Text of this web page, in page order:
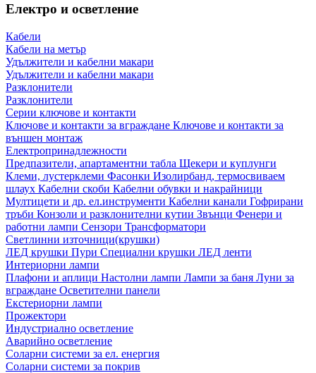
Електро и осветление
Кабели
Кабели на метър
Удължители и кабелни макари
Удължители и кабелни макари
Разклонители
Разклонители
Серии ключове и контакти
Ключове и контакти за вграждане Ключове и контакти за
външен монтаж
Електропринадлежности
Предпазители, апартаментни табла Щекери и куплунги
Клеми, лустерклеми Фасонки Изолирбанд, термосвиваем
шлаух Кабелни скоби Кабелни обувки и накрайници
Мултицети и др. ел.инструменти Кабелни канали Гофрирани
тръби Конзоли и разклонителни кутии Звънци Фенери и
работни лампи Сензори Трансформатори
Светлинни източници(крушки)
ЛЕД крушки Пури Специални крушки ЛЕД ленти
Интериорни лампи
Плафони и аплици Настолни лампи Лампи за баня Луни за
вграждане Осветителни панели
Екстериорни лампи
Прожектори
Индустриално осветление
Аварийно осветление
Соларни системи за ел. енергия
Соларни системи за покрив